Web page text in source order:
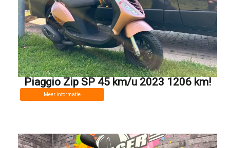
Piaggio Zip SP 45 km/u 2023 1206 km!
Meer informatie